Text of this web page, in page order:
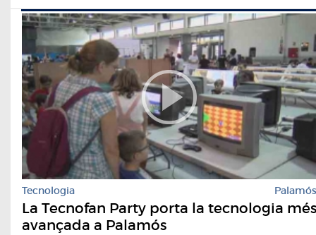
Tecnologia Palamós
La Tecnofan Party porta la tecnologia més
avançada a Palamós